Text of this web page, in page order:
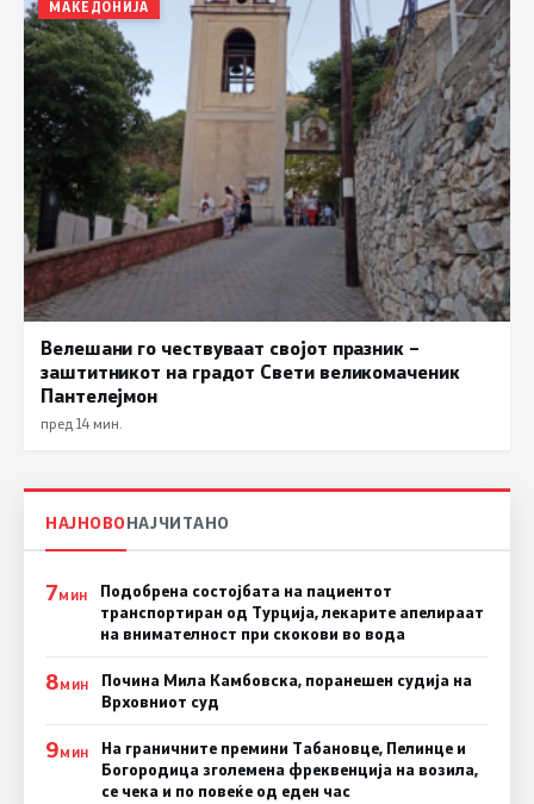
МАКЕДОНИЈА
Велешани го чествуваат својот празник –
заштитникот на градот Свети великомаченик
Пантелејмон
пред 14 мин.
НАЈНОВОНАЈЧИТАНО
7МИН
Подобрена состојбата на пациентот
транспортиран од Турција, лекарите апелираат
на внимателност при скокови во вода
8МИН
Почина Мила Камбовска, поранешен судија на
Врховниот суд
9МИН
На граничните премини Табановце, Пелинце и
Богородица зголемена фреквенција на возила,
се чека и по повеќе од еден час